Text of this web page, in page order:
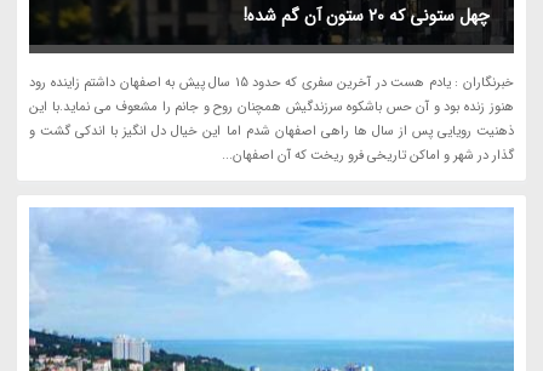
چهل ستونی که 20 ستون آن گم شده!
خبرنگاران : یادم هست در آخرین سفری که حدود 15 سال پیش به اصفهان داشتم زاینده رود
هنوز زنده بود و آن حس باشکوه سرزندگیش همچنان روح و جانم را مشعوف می نماید.با این
ذهنیت رویایی پس از سال ها راهی اصفهان شدم اما این خیال دل انگیز با اندکی گشت و
گذار در شهر و اماکن تاریخی فرو ریخت که آن اصفهان...